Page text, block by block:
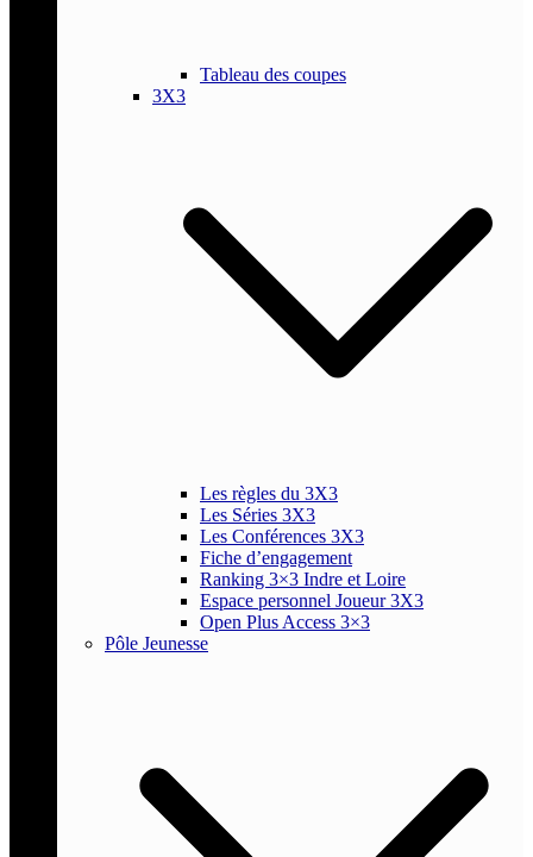
Tableau des coupes
3X3
Les règles du 3X3
Les Séries 3X3
Les Conférences 3X3
Fiche d’engagement
Ranking 3×3 Indre et Loire
Espace personnel Joueur 3X3
Open Plus Access 3×3
Pôle Jeunesse